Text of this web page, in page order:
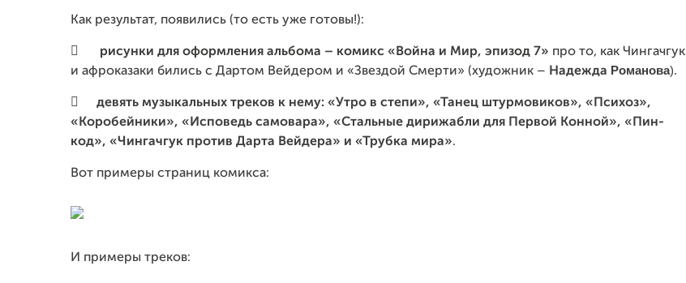
Как результат, появились (то есть уже готовы!):
 рисунки для оформления альбома – комикс «Война и Мир, эпизод 7» про то, как Чингачгук
и афроказаки бились с Дартом Вейдером и «Звездой Смерти» (художник – Надежда Романова).

девять музыкальных треков к нему: «Утро в степи», «Танец штурмовиков», «Психоз»,
«Коробейники», «Исповедь самовара», «Стальные дирижабли для Первой Конной», «Пин-
код», «Чингачгук против Дарта Вейдера» и «Трубка мира».
Вот примеры страниц комикса:
И примеры треков: